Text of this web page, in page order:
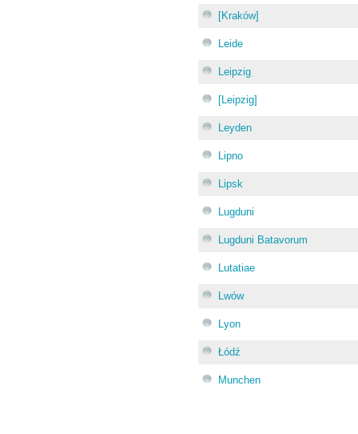
[Kraków]
Leide
Leipzig
[Leipzig]
Leyden
Lipno
Lipsk
Lugduni
Lugduni Batavorum
Lutatiae
Lwów
Lyon
Łódź
Munchen